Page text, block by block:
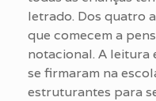
letrado. Dos quatro
que comecem a
notacional. A leitura
se firmaram na
estruturantes para